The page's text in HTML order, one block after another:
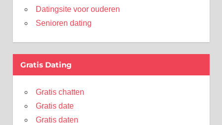
Datingsite voor ouderen
Senioren dating
Gratis Dating
Gratis chatten
Gratis date
Gratis daten